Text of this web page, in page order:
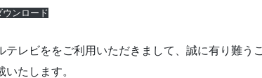
ウンロード
テレビををご利用いただきまして、誠に有り難う
たします。